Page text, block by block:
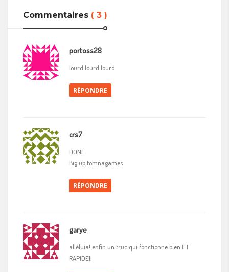
Commentaires ( 3 )
portoss28
lourd lourd lourd
RÉPONDRE
crs7
DONE
Big up tomnagames
RÉPONDRE
garye
alléluia! enfin un truc qui fonctionne bien ET
RAPIDE!!